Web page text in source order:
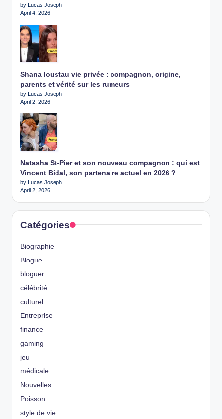
by Lucas Joseph
April 4, 2026
Shana loustau vie privée : compagnon, origine,
parents et vérité sur les rumeurs
by Lucas Joseph
April 2, 2026
Natasha St-Pier et son nouveau compagnon : qui est
Vincent Bidal, son partenaire actuel en 2026 ?
by Lucas Joseph
April 2, 2026
Catégories
Biographie
Blogue
bloguer
célébrité
culturel
Entreprise
finance
gaming
jeu
médicale
Nouvelles
Poisson
style de vie